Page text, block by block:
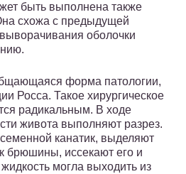
быть выполнена также
схожа с предыдущей
оболочки
форма патологии,
Росса. Такое хирургическое
радикальным. В ходе
живота выполняют разрез.
канатик, выделяют
брюшины, иссекают его и
могла выходить из